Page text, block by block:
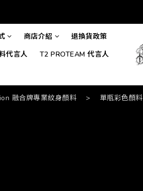
商店介紹
退換貨政策
代言人
T2 PROTEAM 代言人
融合牌專業紋身顏料 > 單瓶彩色顏料